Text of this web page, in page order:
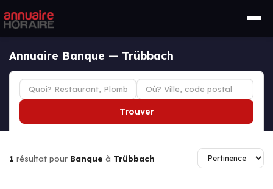
Annuaire Banque — Trübbach
Trouver
1 résultat pour Banque à Trübbach